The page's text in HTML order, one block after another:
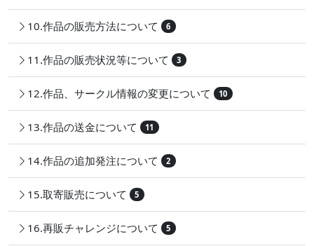
10.作品の販売方法について 6
11.作品の販売状況等について 3
12.作品、サークル情報の変更について 10
13.作品の送金について 11
14.作品の追加発注について 2
15.取寄販売について 5
16.再販チャレンジについて 5